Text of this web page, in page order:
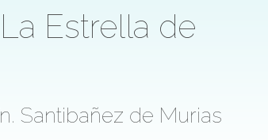
Estrella de
Santibañez de Murias